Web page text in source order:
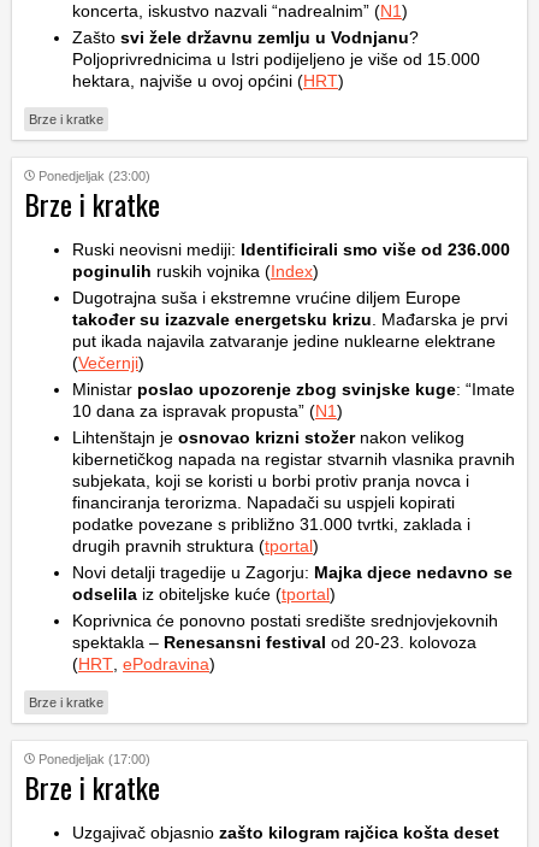
koncerta, iskustvo nazvali “nadrealnim” (N1)
Zašto svi žele državnu zemlju u Vodnjanu?
Poljoprivrednicima u Istri podijeljeno je više od 15.000
hektara, najviše u ovoj općini (HRT)
Brze i kratke
Ponedjeljak (23:00)
Brze i kratke
Ruski neovisni mediji: Identificirali smo više od 236.000
poginulih ruskih vojnika (Index)
Dugotrajna suša i ekstremne vrućine diljem Europe
također su izazvale energetsku krizu . Mađarska je prvi
put ikada najavila zatvaranje jedine nuklearne elektrane
(Večernji)
Ministar poslao upozorenje zbog svinjske kuge: “Imate
10 dana za ispravak propusta” (N1)
Lihtenštajn je osnovao krizni stožernakon velikog
kibernetičkog napada na registar stvarnih vlasnika pravnih
subjekata, koji se koristi u borbi protiv pranja novca i
financiranja terorizma. Napadači su uspjeli kopirati
podatke povezane s približno 31.000 tvrtki, zaklada i
drugih pravnih struktura (tportal)
Novi detalji tragedije u Zagorju: Majka djece nedavno se
odselila iz obiteljske kuće (tportal)
Koprivnica će ponovno postati središte srednjovjekovnih
spektakla – Renesansni festival od 20-23. kolovoza
(HRT ePodravina)
Brze i kratke
Ponedjeljak (17:00)
Brze i kratke
Uzgajivač objasnio zašto kilogram rajčica košta deset